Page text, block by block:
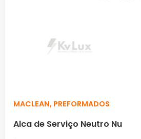
MACLEAN, PREFORMADOS
Alca de Serviço Neutro Nu